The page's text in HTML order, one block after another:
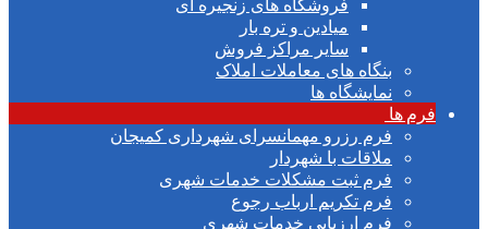
فروشگاه های زنجیره ای
میادین و تره بار
سایر مراکز فروش
بنگاه های معاملات املاک
نمایشگاه ها
فرم رزرو مهمانسرای شهرداری کمیجان
ملاقات با شهردار
فرم ثبت مشکلات خدمات شهری
فرم تکریم ارباب رجوع
فرم ارزیابی خدمات شهری